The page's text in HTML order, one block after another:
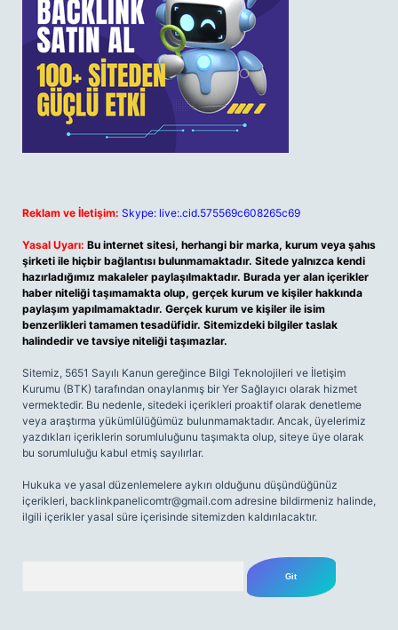
Reklam ve İletişim: Skype: live:.cid.575569c608265c69
Yasal Uyarı: Bu internet sitesi, herhangi bir marka, kurum veya şahıs
şirketi ile hiçbir bağlantısı bulunmamaktadır. Sitede yalnızca kendi
hazırladığımız makaleler paylaşılmaktadır. Burada yer alan içerikler
haber niteliği taşımamakta olup, gerçek kurum ve kişiler hakkında
paylaşım yapılmamaktadır. Gerçek kurum ve kişiler ile isim
benzerlikleri tamamen tesadüfidir. Sitemizdeki bilgiler taslak
halindedir ve tavsiye niteliği taşımazlar.
Sitemiz, 5651 Sayılı Kanun gereğince Bilgi Teknolojileri ve İletişim
Kurumu (BTK) tarafından onaylanmış bir Yer Sağlayıcı olarak hizmet
vermektedir. Bu nedenle, sitedeki içerikleri proaktif olarak denetleme
veya araştırma yükümlülüğümüz bulunmamaktadır. Ancak, üyelerimiz
yazdıkları içeriklerin sorumluluğunu taşımakta olup, siteye üye olarak
bu sorumluluğu kabul etmiş sayılırlar.
Hukuka ve yasal düzenlemelere aykırı olduğunu düşündüğünüz
içerikleri, backlinkpanelicomtr@gmail.com adresine bildirmeniz halinde,
ilgili içerikler yasal süre içerisinde sitemizden kaldırılacaktır.